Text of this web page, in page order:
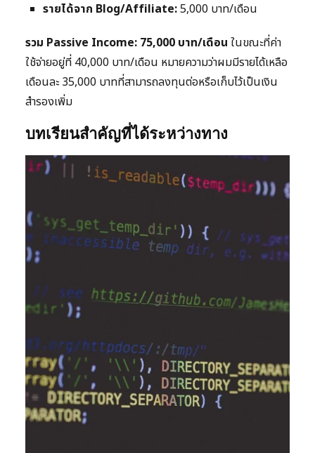
รายได้จาก Blog/Affiliate:5,000 บาท/เดือน
รวม Passive Income: 75,000 บาท/เดือน ในขณะที่ค่า
ใช้จ่ายอยู่ที่ 40,000 บาท/เดือน หมายความว่าผมมีรายได้เหลือ
เดือนละ 35,000 บาทที่สามารถลงทุนต่อหรือเก็บไว้เป็นเงิน
สำรองเพิ่ม
บทเรียนสำคัญที่ได้ระหว่างทาง